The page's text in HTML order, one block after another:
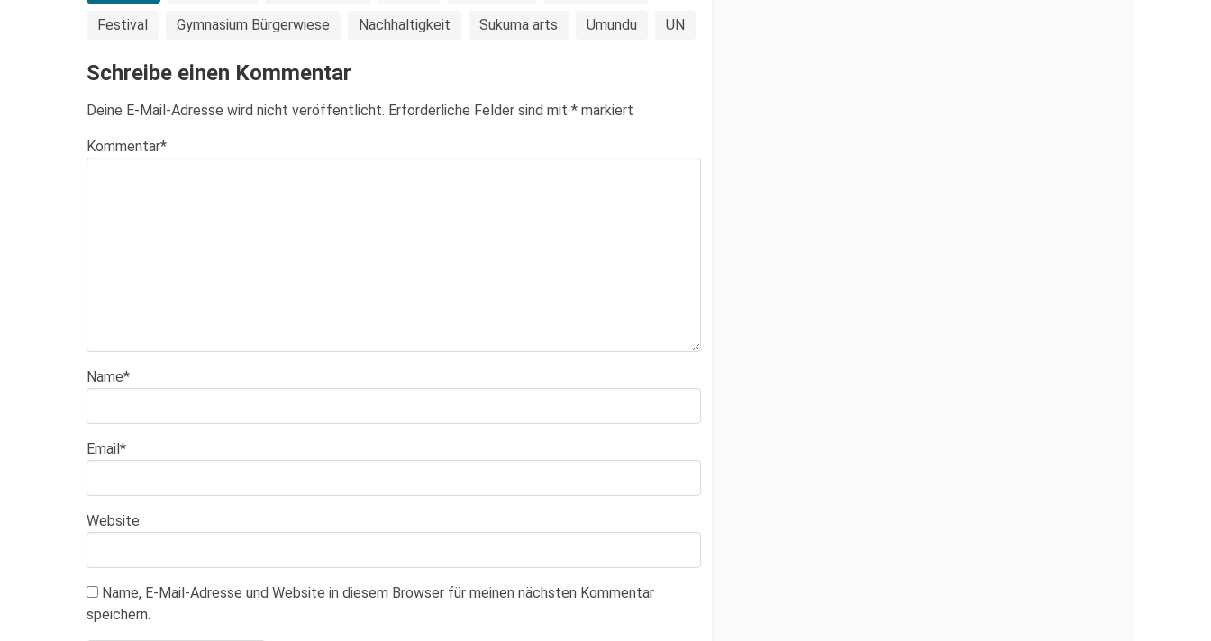
Festival Gymnasium Bürgerwiese Nachhaltigkeit Sukuma arts Umundu UN
Schreibe einen Kommentar
Deine E-Mail-Adresse wird nicht veröffentlicht. Erforderliche Felder sind mit * markiert
Kommentar*
Name*
Email*
Website
Name, E-Mail-Adresse und Website in diesem Browser für meinen nächsten Kommentar
speichern.